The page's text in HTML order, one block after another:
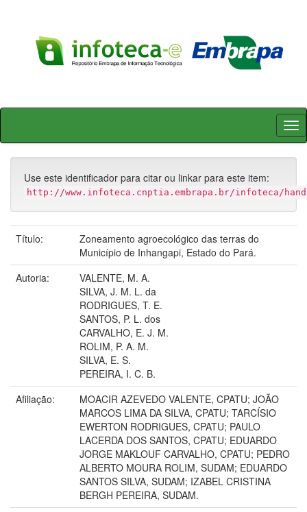
Skip
Use este identificador para citar ou linkar para este item:
http://www.infoteca.cnptia.embrapa.br/infoteca/
Título:
Zoneamento agroecológico das terras do
Município de Inhangapi, Estado do Pará.
Autoria:
VALENTE, M. A.
SILVA, J. M. L. da
RODRIGUES, T. E.
SANTOS, P. L. dos
CARVALHO, E. J. M.
ROLIM, P. A. M.
SILVA, E. S.
PEREIRA, I. C. B.
Afiliação:
MOACIR AZEVEDO VALENTE, CPATU; JOÃO
MARCOS LIMA DA SILVA, CPATU; TARCÍSIO
EWERTON RODRIGUES, CPATU; PAULO
LACERDA DOS SANTOS, CPATU; EDUARDO
JORGE MAKLOUF CARVALHO, CPATU; PEDRO
ALBERTO MOURA ROLIM, SUDAM; EDUARDO
SANTOS SILVA, SUDAM; IZABEL CRISTINA
BERGH PEREIRA, SUDAM.